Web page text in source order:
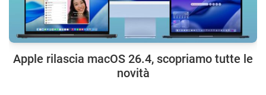
Apple rilascia macOS 26.4, scopriamo tutte le
novità